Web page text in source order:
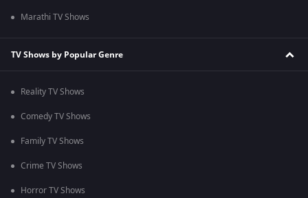
Marathi TV Shows
TV Shows by Popular Genre
Reality TV Shows
Comedy TV Shows
Family TV Shows
Crime TV Shows
Horror TV Shows